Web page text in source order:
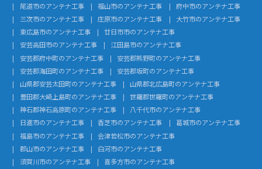
尾道市のアンテナ工事
福山市のアンテナ工事
府中市のアンテナ工事
三次市のアンテナ工事
庄原市のアンテナ工事
大竹市のアンテナ工事
東広島市のアンテナ工事
廿日市市のアンテナ工事
安芸高田市のアンテナ工事
江田島市のアンテナ工事
安芸郡府中町のアンテナ工事
安芸郡熊野町のアンテナ工事
安芸郡海田町のアンテナ工事
安芸郡坂町のアンテナ工事
山県郡安芸太田町のアンテナ工事
山県郡北広島町のアンテナ工事
豊田郡大崎上島町のアンテナ工事
世羅郡世羅町のアンテナ工事
神石郡神石高原町のアンテナ工事
八千代市のアンテナ工事
日進市のアンテナ工事
香芝市のアンテナ工事
葛城市のアンテナ工事
福島市のアンテナ工事
会津若松市のアンテナ工事
郡山市のアンテナ工事
白河市のアンテナ工事
須賀川市のアンテナ工事
喜多方市のアンテナ工事